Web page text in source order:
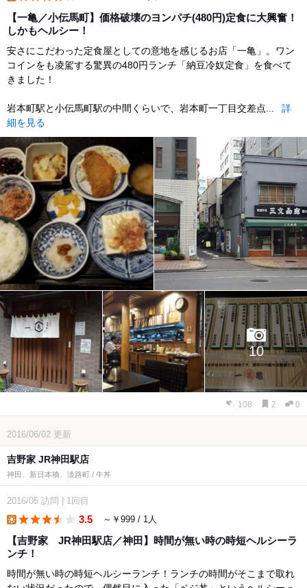
【一亀／小伝馬町】価格破壊のヨンパチ(480円)定食に大興奮！
しかもヘルシー！
安さにこだわった定食屋としての意地を感じるお店「一亀」。ワン
コインをも凌駕する驚異の480円ランチ「納豆冷奴定食」を食べて
きました！
岩本町駅と小伝馬町駅の中間くらいで、岩本町一丁目交差点...
詳
細を見る
10
108 2 0
2016/06/02 更新
吉野家 JR神田駅店
神田、新日本橋、淡路町 / 牛丼
2016/05 訪問 1回目
3.5 ～￥999 / 1人
【吉野家 JR神田駅店／神田】時間が無い時の時短ヘルシーラ
ンチ！
時間が無い時の時短ヘルシーランチ！ランチの時間がそこまで取れ